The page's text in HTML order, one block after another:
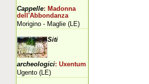
Cappelle: Madonna
dell'Abbondanza
Morigino - Maglie (LE)
Siti
archeologici: Uxentum
Ugento (LE)